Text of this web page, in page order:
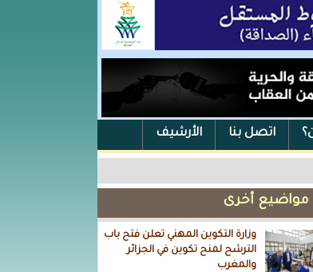
اتصل بنا الأرشيف
مواضيع أخرى
وزارة التكوين المهني تعلن فتح باب
الترشح لمنح تكوين في الجزائر
والمغرب